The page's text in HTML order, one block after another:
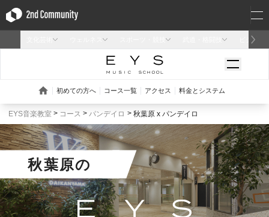
EYS音楽教室 コース パンデイロ 秋葉原 x パンデイロ
秋葉原の